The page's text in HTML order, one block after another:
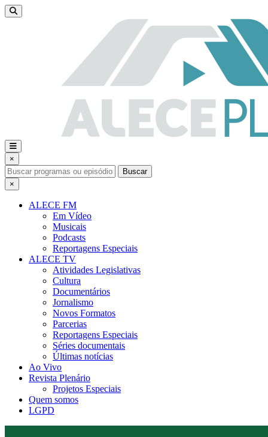
×
Buscar
×
ALECE FM
Em Vídeo
Musicais
Podcasts
Reportagens Especiais
ALECE TV
Atividades Legislativas
Cultura
Documentários
Jornalismo
Novos Formatos
Parcerias
Reportagens Especiais
Séries documentais
Últimas notícias
Ao Vivo
Revista Plenário
Projetos Especiais
Quem somos
LGPD